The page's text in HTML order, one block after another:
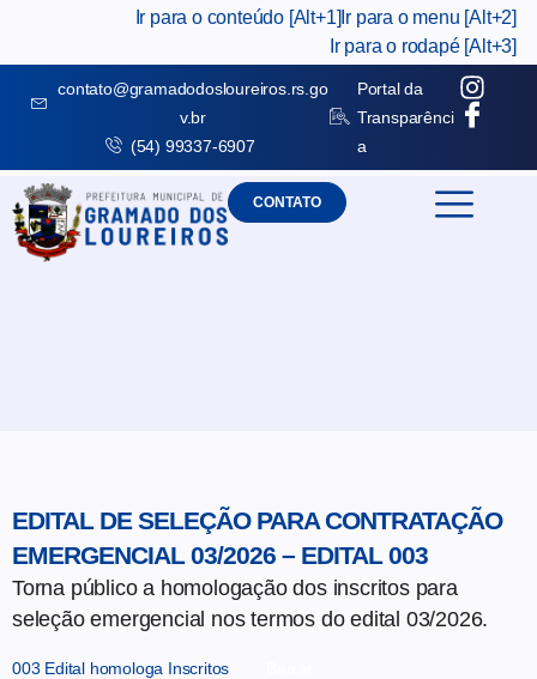
Ir para o conteúdo [Alt+1] Ir para o menu [Alt+2]
Ir para o rodapé [Alt+3]
contato@gramadodosloureiros.rs.go
v.br
(54) 99337-6907
Portal da
Transparênci
a
CONTATO
EDITAL DE SELEÇÃO PARA CONTRATAÇÃO
EMERGENCIAL 03/2026 – EDITAL 003
Torna público a homologação dos inscritos para
seleção emergencial nos termos do edital 03/2026.
003 Edital homologa Inscritos